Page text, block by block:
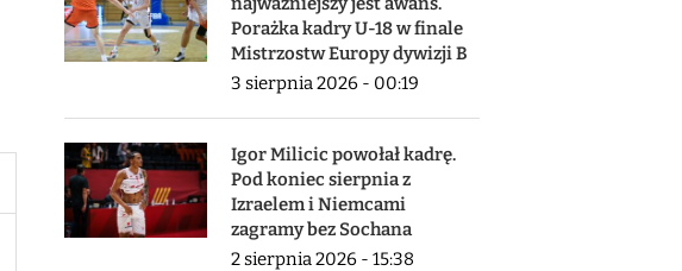
Porażka kadry U-18 w finale
Mistrzostw Europy dywizji B
3 sierpnia 2026 - 00:19
Igor Milicic powołał kadrę.
Pod koniec sierpnia z
Izraelem i Niemcami
zagramy bez Sochana
2 sierpnia 2026 - 15:38